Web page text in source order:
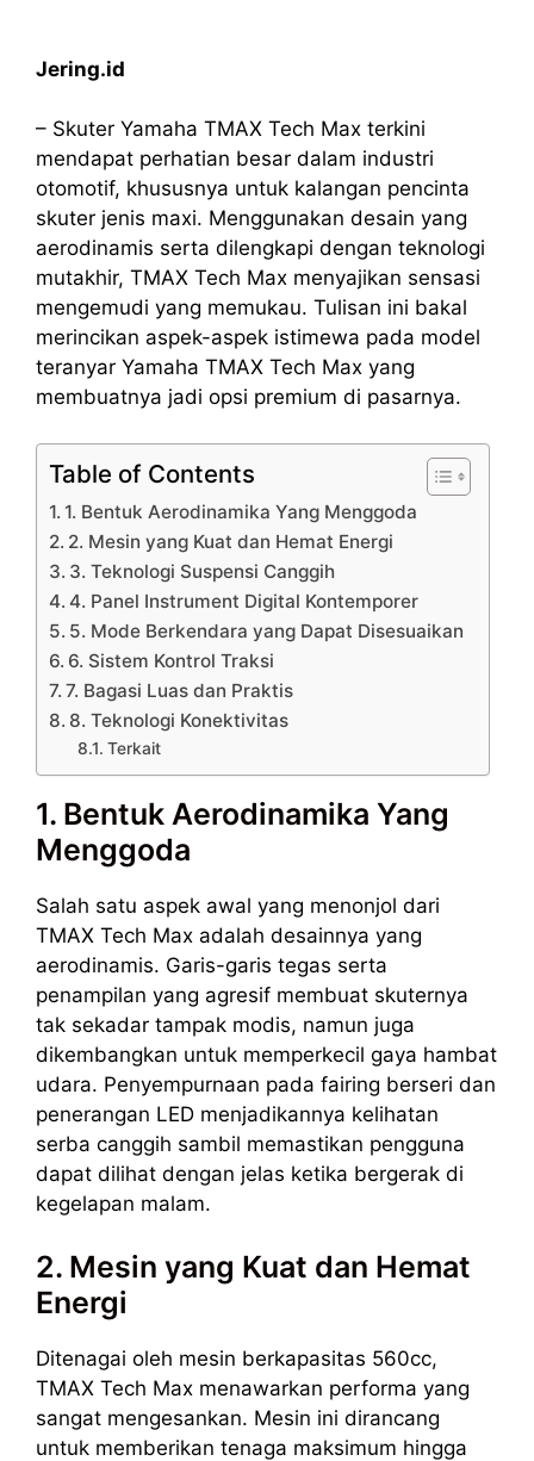
Jering.id
– Skuter Yamaha TMAX Tech Max terkini
mendapat perhatian besar dalam industri
otomotif, khususnya untuk kalangan pencinta
skuter jenis maxi. Menggunakan desain yang
aerodinamis serta dilengkapi dengan teknologi
mutakhir, TMAX Tech Max menyajikan sensasi
mengemudi yang memukau. Tulisan ini bakal
merincikan aspek-aspek istimewa pada model
teranyar Yamaha TMAX Tech Max yang
membuatnya jadi opsi premium di pasarnya.
Table of Contents
1. Bentuk Aerodinamika Yang Menggoda
2. Mesin yang Kuat dan Hemat Energi
3. Teknologi Suspensi Canggih
4. Panel Instrument Digital Kontemporer
5. Mode Berkendara yang Dapat Disesuaikan
6. Sistem Kontrol Traksi
7. Bagasi Luas dan Praktis
8. Teknologi Konektivitas
Terkait
1. Bentuk Aerodinamika Yang
Menggoda
Salah satu aspek awal yang menonjol dari
TMAX Tech Max adalah desainnya yang
aerodinamis. Garis-garis tegas serta
penampilan yang agresif membuat skuternya
tak sekadar tampak modis, namun juga
dikembangkan untuk memperkecil gaya hambat
udara. Penyempurnaan pada fairing berseri dan
penerangan LED menjadikannya kelihatan
serba canggih sambil memastikan pengguna
dapat dilihat dengan jelas ketika bergerak di
kegelapan malam.
2. Mesin yang Kuat dan Hemat
Energi
Ditenagai oleh mesin berkapasitas 560cc,
TMAX Tech Max menawarkan performa yang
sangat mengesankan. Mesin ini dirancang
untuk memberikan tenaga maksimum hingga